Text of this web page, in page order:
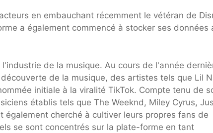
en embauchant récemment le vétéran de
a également commencé à stocker ses données
de la musique. Au cours de l'année
de la musique, des artistes tels que Lil
initiale à la viralité TikTok. Compte tenu de
établis tels que The Weeknd, Miley Cyrus,
également cherché à cultiver leurs propres fans de
se sont concentrés sur la plate-forme en tant